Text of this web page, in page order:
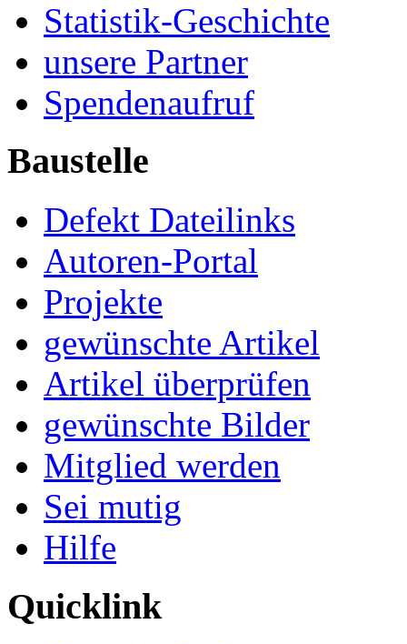
Statistik-Geschichte
unsere Partner
Spendenaufruf
Baustelle
Defekt Dateilinks
Autoren-Portal
Projekte
gewünschte Artikel
Artikel überprüfen
gewünschte Bilder
Mitglied werden
Sei mutig
Hilfe
Quicklink